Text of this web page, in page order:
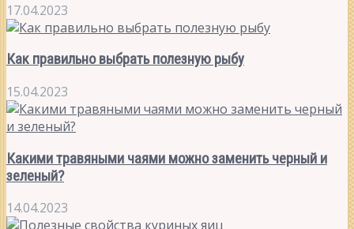
17.04.2023
Как правильно выбрать полезную рыбу
15.04.2023
Какими травяными чаями можно заменить черный и
зеленый?
14.04.2023